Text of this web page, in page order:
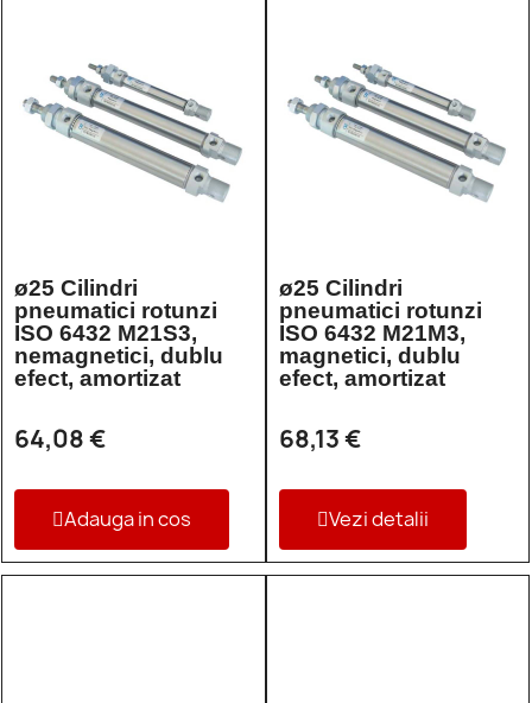
ø25 Cilindri
pneumatici rotunzi
ISO 6432 M21S3,
nemagnetici, dublu
efect, amortizat
64,08 €
Adauga in cos
ø25 Cilindri
pneumatici rotunzi
ISO 6432 M21M3,
magnetici, dublu
efect, amortizat
68,13 €
Vezi detalii